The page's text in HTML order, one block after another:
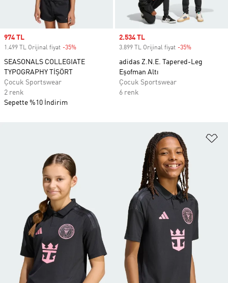
Sale price
974 TL
1.499 TL Orijinal fiyat -35%
SEASONALS COLLEGIATE
TYPOGRAPHY TİŞÖRT
Çocuk Sportswear
2 renk
Sepette %10 İndirim
Sale price
2.534 TL
3.899 TL Orijinal fiyat -35%
adidas Z.N.E. Tapered-Leg
Eşofman Altı
Çocuk Sportswear
6 renk